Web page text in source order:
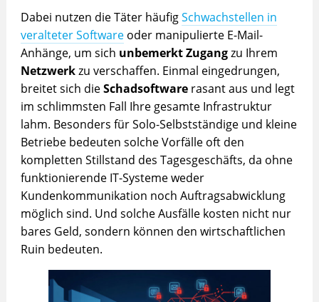
Dabei nutzen die Täter häufigSchwachstellen in
veralteter Softwareoder manipulierte E-Mail-
Anhänge, um sich unbemerkt Zugangzu Ihrem
Netzwerkzu verschaffen. Einmal eingedrungen,
breitet sich dieSchadsoftwarerasant aus und legt
im schlimmsten Fall Ihre gesamte Infrastruktur
lahm. Besonders für Solo-Selbstständige und kleine
Betriebe bedeuten solche Vorfälle oft den
kompletten Stillstand des Tagesgeschäfts, da ohne
funktionierende IT-Systeme weder
Kundenkommunikation noch Auftragsabwicklung
möglich sind. Und solche Ausfälle kosten nicht nur
bares Geld, sondern können den wirtschaftlichen
Ruin bedeuten.